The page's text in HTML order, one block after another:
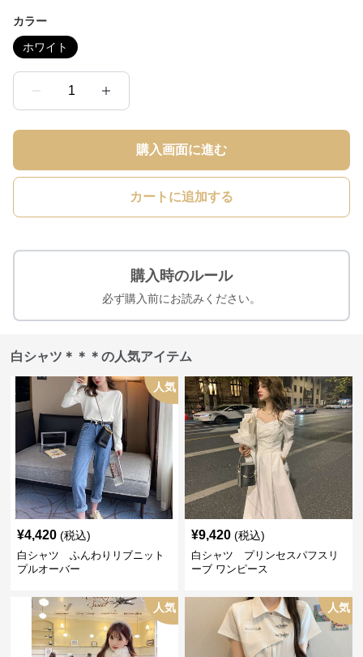
カラー
ホワイト
1
購入画面に進む
カートに追加する
購入時のルール
必ず購入前にお読みください。
白シャツ＊＊＊の人気アイテム
人気
¥4,420 (税込)
白シャツ ふんわりリブニット
プルオーバー
¥9,420 (税込)
白シャツ プリンセスパフスリ
ーブ ワンピース
人気 人気